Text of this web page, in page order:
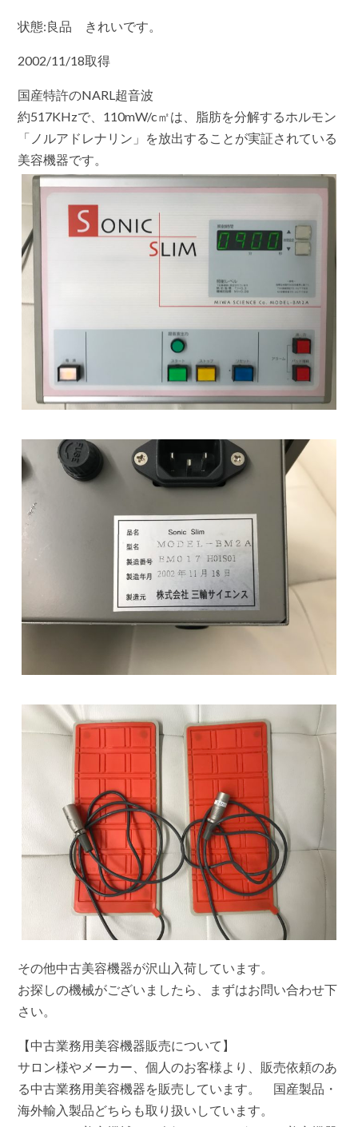
状態:良品 きれいです。
2002/11/18取得
国産特許のNARL超音波
約517KHzで、110mW/c㎡は、脂肪を分解するホルモン
「ノルアドレナリン」を放出することが実証されている
美容機器です。
その他中古美容機器が沢山入荷しています。
お探しの機械がございましたら、まずはお問い合わせ下
さい。
【中古業務用美容機器販売について】
サロン様やメーカー、個人のお客様より、販売依頼のあ
る中古業務用美容機器を販売しています。 国産製品・
海外輸入製品どちらも取り扱いしています。